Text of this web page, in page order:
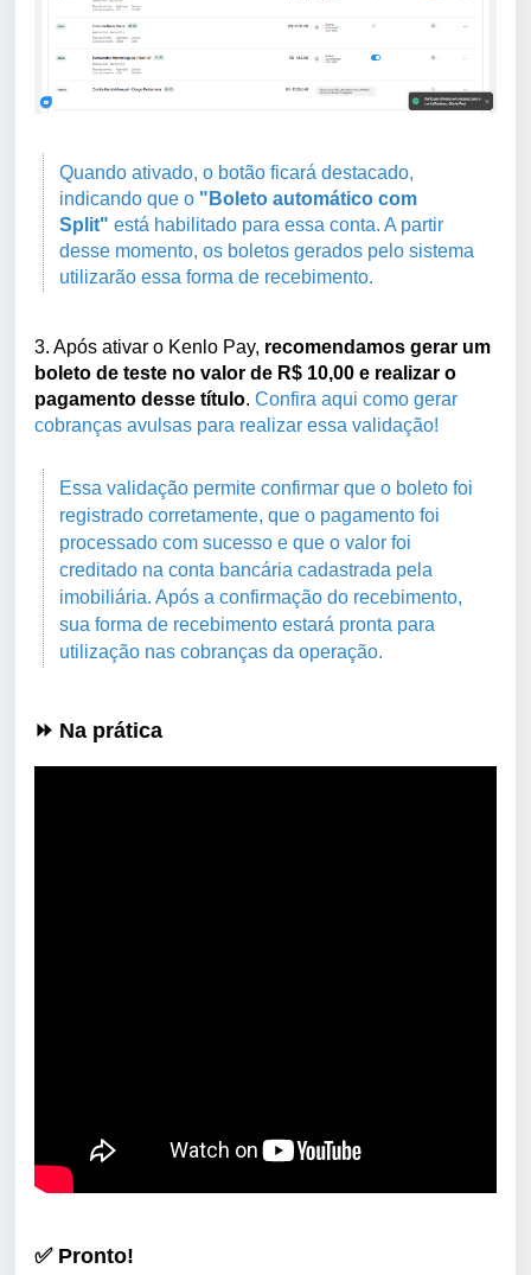
Quando ativado, o botão ficará destacado,
indicando que o "Boleto automático com
Split" está habilitado para essa conta. A partir
desse momento, os boletos gerados pelo sistema
utilizarão essa forma de recebimento.
3. Após ativar o Kenlo Pay, recomendamos gerar um
boleto de teste no valor de R$ 10,00 e realizar o
pagamento desse título. Confira aqui como gerar
cobranças avulsas para realizar essa validação!
Essa validação permite confirmar que o boleto foi
registrado corretamente, que o pagamento foi
processado com sucesso e que o valor foi
creditado na conta bancária cadastrada pela
imobiliária. Após a confirmação do recebimento,
sua forma de recebimento estará pronta para
utilização nas cobranças da operação.
⏩ Na prática
✅ Pronto!